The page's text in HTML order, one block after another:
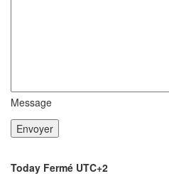
Message
Today Fermé UTC+2